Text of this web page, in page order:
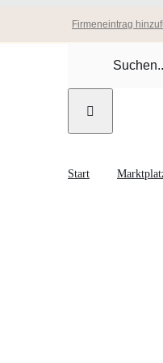
Firmeneintrag
Start